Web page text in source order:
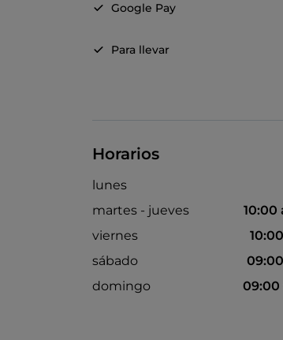
Google Pay
Para llevar
Horarios
lunes
martes - jueves
10:00
viernes
sábado
domingo
09:00